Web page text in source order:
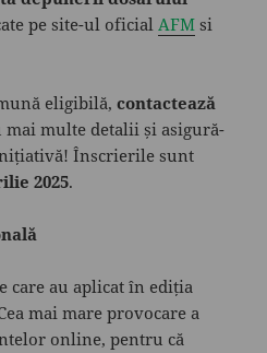
pe site-ul oficialAFM si
eligibilă,contactează
mai multe detalii și asigură-
Înscrierile sunt
2025.
care au aplicat în ediția
mai mare provocare a
online, pentru că